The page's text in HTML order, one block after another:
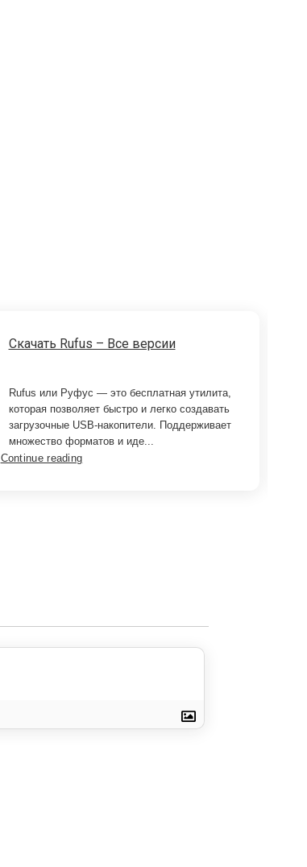
Скачать Rufus – Все версии
Rufus или Руфус — это бесплатная утилита,
которая позволяет быстро и легко создавать
загрузочные USB-накопители. Поддерживает
множество форматов и иде...
Continue reading